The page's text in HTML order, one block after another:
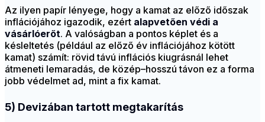
Az ilyen papír lényege, hogy a kamat az előző időszak
inflációjához igazodik, ezért alapvetően védi a
vásárlóerőt. A valóságban a pontos képlet és a
késleltetés (például az előző év inflációjához kötött
kamat) számít: rövid távú inflációs kiugrásnál lehet
átmeneti lemaradás, de közép–hosszú távon ez a forma
jobb védelmet ad, mint a fix kamat.
5) Devizában tartott megtakarítás